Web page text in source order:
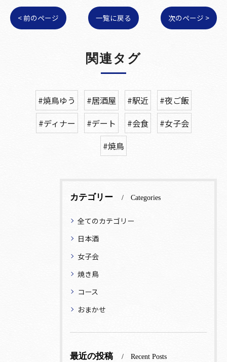
< 前のページ 一覧に戻る 次のページ >
関連タグ
#焼鳥ゆう #居酒屋 #駅近
#夜ご飯
#ディナー
#デート #会食
#女子会
#焼鳥
カテゴリー Categories
全てのカテゴリー
日本酒
女子会
焼き鳥
コース
おまかせ
最近の投稿 Recent Posts